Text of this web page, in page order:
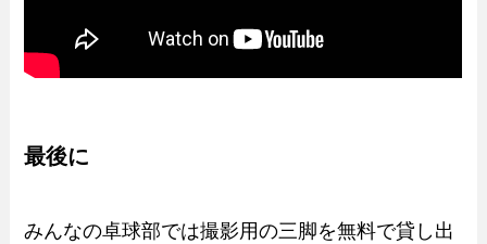
最後に
みんなの卓球部では撮影用の三脚を無料で貸し出